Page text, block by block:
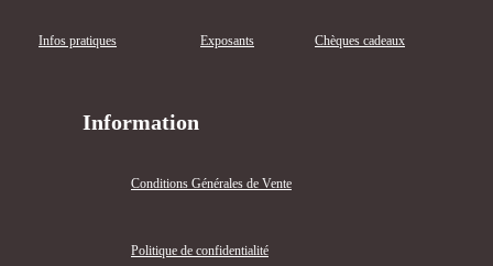
Infos pratiques Exposants Chèques cadeaux
Information
Conditions Générales de Vente
Politique de confidentialité